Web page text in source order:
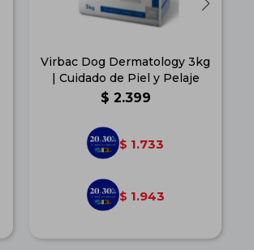
Virbac Dog Dermatology 3kg
| Cuidado de Piel y Pelaje
$ 2.399
$ 1.733
$ 1.943